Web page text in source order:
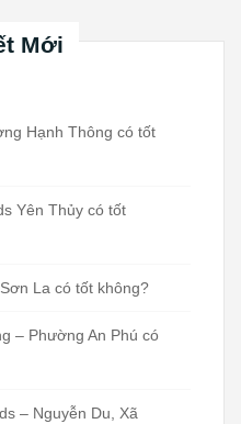
Mới
Hạnh Thông có tốt
Yên Thủy có tốt
La có tốt không?
– Phường An Phú có
– Nguyễn Du, Xã